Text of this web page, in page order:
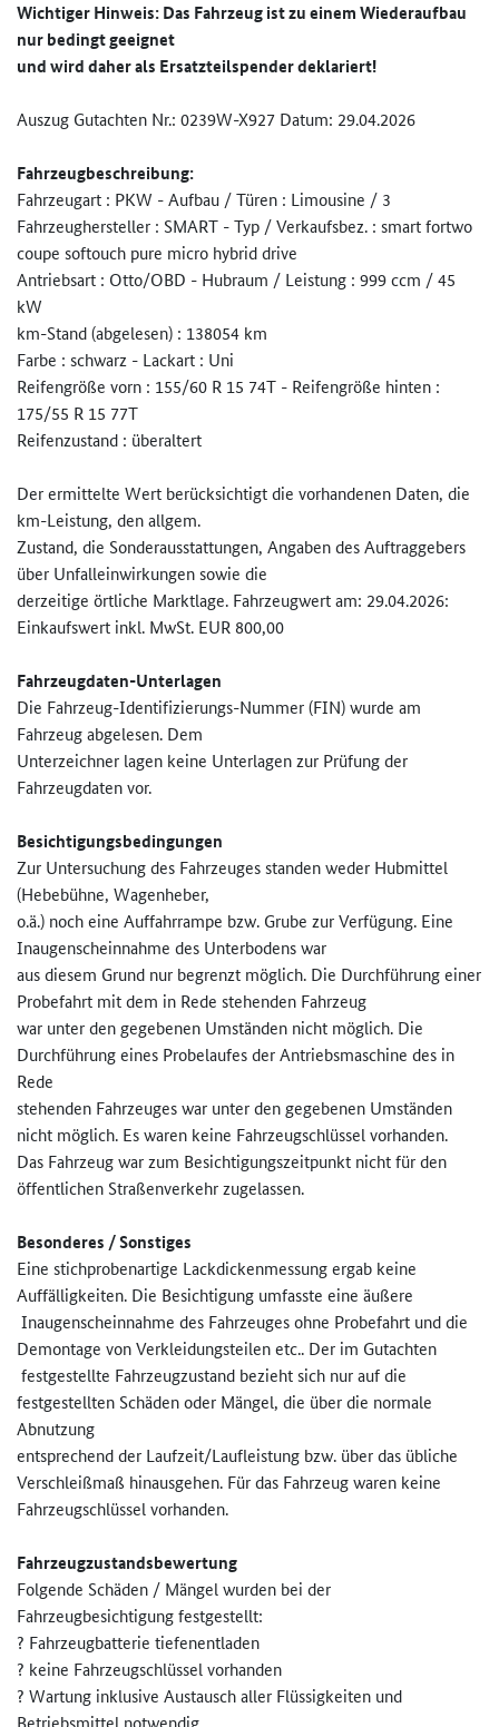
Wichtiger Hinweis: Das Fahrzeug ist zu einem Wiederaufbau
nur bedingt geeignet
und wird daher als Ersatzteilspender deklariert!
Auszug Gutachten Nr.: 0239W-X927 Datum: 29.04.2026
Fahrzeugbeschreibung:
Fahrzeugart : PKW - Aufbau / Türen : Limousine / 3
Fahrzeughersteller : SMART - Typ / Verkaufsbez. : smart fortwo
coupe softouch pure micro hybrid drive
Antriebsart : Otto/OBD - Hubraum / Leistung : 999 ccm / 45
kW
km-Stand (abgelesen) : 138054 km
Farbe : schwarz - Lackart : Uni
Reifengröße vorn : 155/60 R 15 74T - Reifengröße hinten :
175/55 R 15 77T
Reifenzustand : überaltert
Der ermittelte Wert berücksichtigt die vorhandenen Daten, die
km-Leistung, den allgem.
Zustand, die Sonderausstattungen, Angaben des Auftraggebers
über Unfalleinwirkungen sowie die
derzeitige örtliche Marktlage. Fahrzeugwert am: 29.04.2026:
Einkaufswert inkl. MwSt. EUR 800,00
Fahrzeugdaten-Unterlagen
Die Fahrzeug-Identifizierungs-Numm­er (FIN) wurde am
Fahrzeug abgelesen. Dem
Unterzeichner lagen keine Unterlagen zur Prüfung der
Fahrzeugdaten vor.
Besichtigungsbedingungen
Zur Untersuchung des Fahrzeuges standen weder Hubmittel
(Hebebühne, Wagenheber,
o.ä.) noch eine Auffahrrampe bzw. Grube zur Verfügung. Eine
Inaugenscheinnahme des Unterbodens war
aus diesem Grund nur begrenzt möglich. Die Durchführung einer
Probefahrt mit dem in Rede stehenden Fahrzeug
war unter den gegebenen Umständen nicht möglich. Die
Durchführung eines Probelaufes der Antriebsmaschine des in
Rede
stehenden Fahrzeuges war unter den gegebenen Umständen
nicht möglich. Es waren keine Fahrzeugschlüssel vorhanden.
Das Fahrzeug war zum Besichtigungszeitpunkt nicht für den
öffentlichen Straßenverkehr zugelassen.
Besonderes / Sonstiges
Eine stichprobenartige Lackdickenmessung ergab keine
Auffälligkeiten. Die Besichtigung umfasste eine äußere
Inaugenscheinnahme des Fahrzeuges ohne Probefahrt und die
Demontage von Verkleidungsteilen etc.. Der im Gutachten
festgestellte Fahrzeugzustand bezieht sich nur auf die
festgestellten Schäden oder Mängel, die über die normale
Abnutzung
entsprechend der Laufzeit/Laufleistung bzw. über das übliche
Verschleißmaß hinausgehen. Für das Fahrzeug waren keine
Fahrzeugschlüssel vorhanden.
Fahrzeugzustandsbewertung
Folgende Schäden / Mängel wurden bei der
Fahrzeugbesichtigung festgestellt:
? Fahrzeugbatterie tiefenentladen
? keine Fahrzeugschlüssel vorhanden
? Wartung inklusive Austausch aller Flüssigkeiten und
Betriebsmittel notwendig